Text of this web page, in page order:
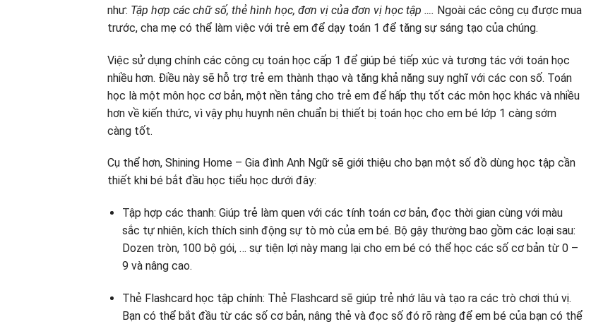
như: Tập hợp các chữ số, thẻ hình học, đơn vị của đơn vị học tập …. Ngoài các công cụ được mua
trước, cha mẹ có thể làm việc với trẻ em để dạy toán 1 để tăng sự sáng tạo của chúng.
Việc sử dụng chính các công cụ toán học cấp 1 để giúp bé tiếp xúc và tương tác với toán học
nhiều hơn. Điều này sẽ hỗ trợ trẻ em thành thạo và tăng khả năng suy nghĩ với các con số. Toán
học là một môn học cơ bản, một nền tảng cho trẻ em để hấp thụ tốt các môn học khác và nhiều
hơn về kiến ​​thức, vì vậy phụ huynh nên chuẩn bị thiết bị toán học cho em bé lớp 1 càng sớm
càng tốt.
Cụ thể hơn, Shining Home – Gia đình Anh Ngữ sẽ giới thiệu cho bạn một số đồ dùng học tập cần
thiết khi bé bắt đầu học tiểu học dưới đây:
Tập hợp các thanh: Giúp trẻ làm quen với các tính toán cơ bản, đọc thời gian cùng với màu
sắc tự nhiên, kích thích sinh động sự tò mò của em bé. Bộ gậy thường bao gồm các loại sau:
Dozen tròn, 100 bộ gói, … sự tiện lợi này mang lại cho em bé có thể học các số cơ bản từ 0 –
9 và nâng cao.
Thẻ Flashcard học tập chính: Thẻ Flashcard sẽ giúp trẻ nhớ lâu và tạo ra các trò chơi thú vị.
Bạn có thể bắt đầu từ các số cơ bản, nâng thẻ và đọc số đó rõ ràng để em bé của bạn có thể